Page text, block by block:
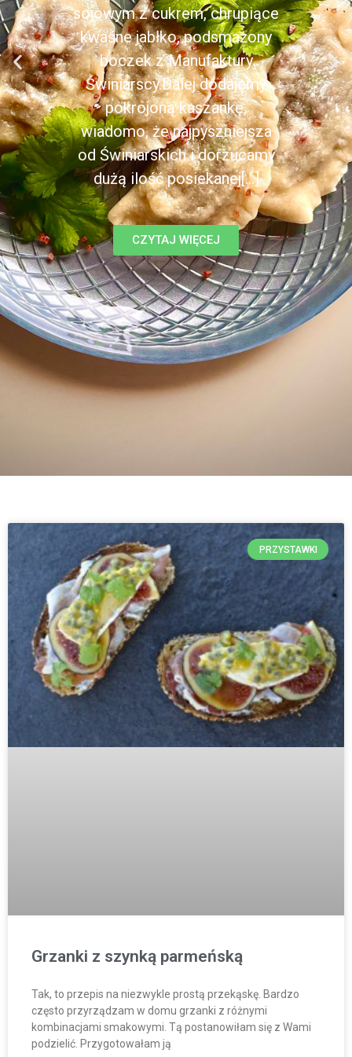
sojowym z cukrem, chrupiące
kwaśne jabłko, podsmażony
boczek z Manufaktury
Świniarscy.Dalej dodajemy
pokrojoną kaszankę,
wiadomo, że najpyszniejsza
od Świniarskich i dorzucamy
dużą ilość posiekanej[...]
CZYTAJ WIĘCEJ
PRZYSTAWKI
Grzanki z szynką parmeńską
Tak, to przepis na niezwykle prostą przekąskę. Bardzo
często przyrządzam w domu grzanki z różnymi
kombinacjami smakowymi. Tą postanowiłam się z Wami
podzielić. Przygotowałam ją